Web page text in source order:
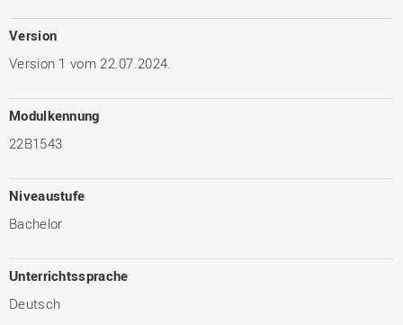
Version
Version 1 vom 22.07.2024.
Modulkennung
22B1543
Niveaustufe
Bachelor
Unterrichtssprache
Deutsch